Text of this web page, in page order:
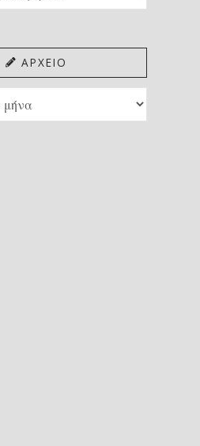
ΑΡΧΕΙΟ